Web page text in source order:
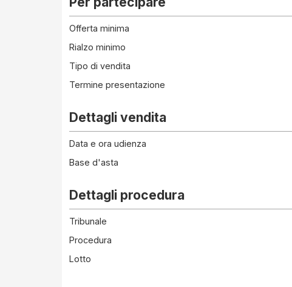
Offerta minima
Rialzo minimo
Tipo di vendita
Termine presentazione
Dettagli vendita
Data e ora udienza
Base d'asta
Dettagli procedura
Tribunale
Procedura
Lotto